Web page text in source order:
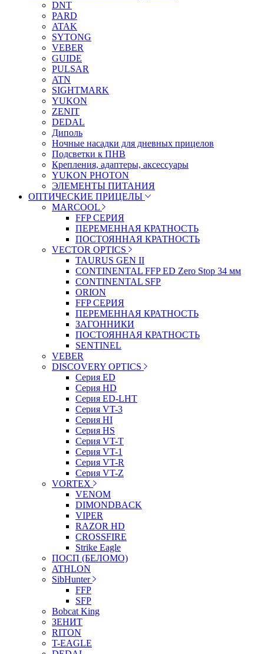
DNT
PARD
ATAK
SYTONG
VEBER
GUIDE
PULSAR
ATN
SIGHTMARK
YUKON
ZENIT
DEDAL
Диполь
Ночные насадки для дневных прицелов
Подсветки к ПНВ
Крепления, адаптеры, аксессуары
YUKON PHOTON
ЭЛЕМЕНТЫ ПИТАНИЯ
ОПТИЧЕСКИЕ ПРИЦЕЛЫ
MARCOOL
FFP СЕРИЯ
ПЕРЕМЕННАЯ КРАТНОСТЬ
ПОСТОЯННАЯ КРАТНОСТЬ
VECTOR OPTICS
TAURUS GEN II
CONTINENTAL FFP ED Zero Stop 34 мм
CONTINENTAL SFP
ORION
FFP СЕРИЯ
ПЕРЕМЕННАЯ КРАТНОСТЬ
ЗАГОННИКИ
ПОСТОЯННАЯ КРАТНОСТЬ
SENTINEL
VEBER
DISCOVERY OPTICS
Серия ED
Серия HD
Серия ED-LHT
Серия VT-3
Серия HI
Серия HS
Серия VT-T
Серия VT-1
Серия VT-R
Серия VT-Z
VORTEX
VENOM
DIMONDBACK
VIPER
RAZOR HD
CROSSFIRE
Strike Eagle
ПОСП (БЕЛОМО)
ATHLON
SibHunter
FFP
SFP
Bobcat King
ЗЕНИТ
RITON
T-EAGLE